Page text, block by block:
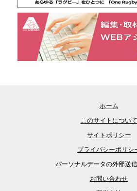
ホーム
このサイトについて
サイトポリシー
プライバシーポリシ
パーソナルデータの外部送
お問い合わせ